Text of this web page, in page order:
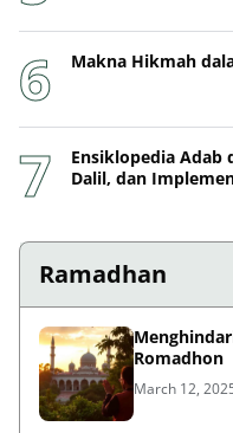
Makna Hikmah
Ensiklopedia Adab
Dalil, dan
Ramadhan
Romadhon
March 12,